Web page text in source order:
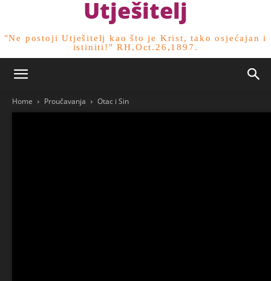
Utješitelj
"Ne postoji Utješitelj kao što je Krist, tako osjećajan i
istiniti!" RH,Oct.26,1897.
Home Proučavanja Otac i Sin